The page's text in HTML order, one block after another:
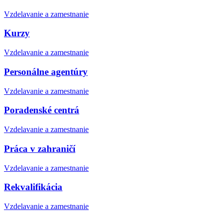
Vzdelavanie a zamestnanie
Kurzy
Vzdelavanie a zamestnanie
Personálne agentúry
Vzdelavanie a zamestnanie
Poradenské centrá
Vzdelavanie a zamestnanie
Práca v zahraničí
Vzdelavanie a zamestnanie
Rekvalifikácia
Vzdelavanie a zamestnanie